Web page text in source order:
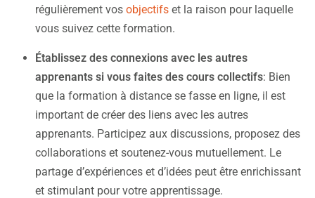
régulièrement vos objectifs et la raison pour laquelle
vous suivez cette formation.
Établissez des connexions avec les autres
apprenants si vous faites des cours collectifs: Bien
que la formation à distance se fasse en ligne, il est
important de créer des liens avec les autres
apprenants. Participez aux discussions, proposez des
collaborations et soutenez-vous mutuellement. Le
partage d’expériences et d’idées peut être enrichissant
et stimulant pour votre apprentissage.